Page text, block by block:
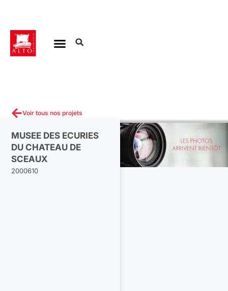
Voir tous nos projets
MUSEE DES ECURIES
DU CHATEAU DE
SCEAUX
2000610